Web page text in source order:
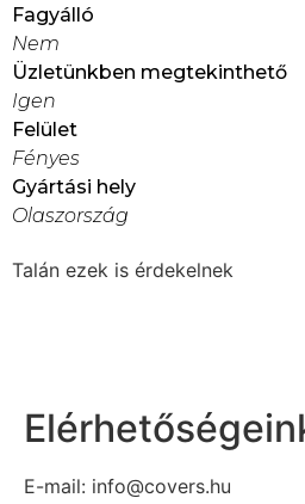
Fagyálló
Nem
Üzletünkben megtekinthető
Igen
Felület
Fényes
Gyártási hely
Olaszország
Talán ezek is érdekelnek
E-mail: info@covers.hu